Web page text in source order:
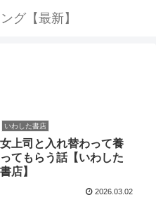
グ【最新】
いわした書店
女上司と入れ替わって養
ってもらう話【いわした
書店】
2026.03.02